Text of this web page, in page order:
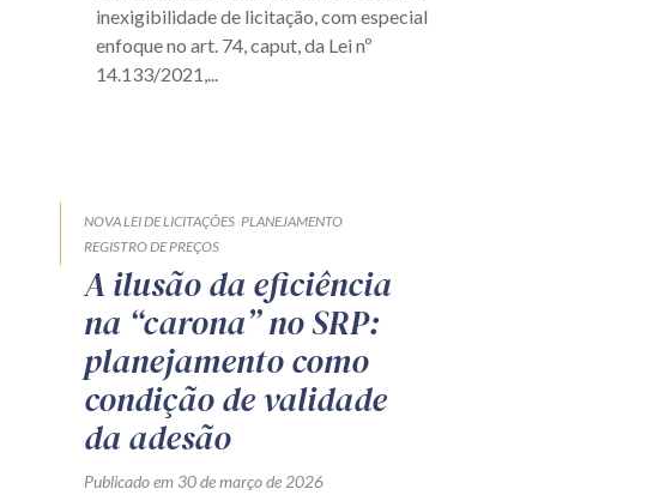
inexigibilidade de licitação, com especial
enfoque no art. 74, caput, da Lei nº
14.133/2021,...
NOVA LEI DE LICITAÇÕES PLANEJAMENTO
REGISTRO DE PREÇOS
A ilusão da eficiência
na “carona” no SRP:
planejamento como
condição de validade
da adesão
Publicado em 30 de março de 2026